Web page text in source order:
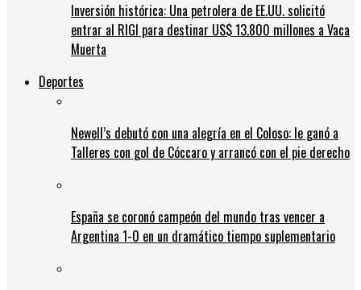
Inversión histórica: Una petrolera de EE.UU. solicitó
entrar al RIGI para destinar US$ 13.800 millones a Vaca
Muerta
Deportes
Newell’s debutó con una alegría en el Coloso: le ganó a
Talleres con gol de Cóccaro y arrancó con el pie derecho
España se coronó campeón del mundo tras vencer a
Argentina 1-0 en un dramático tiempo suplementario